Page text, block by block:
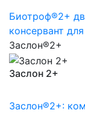
Биотроф®2+
консервант
Заслон®2+
Заслон 2+
Заслон®2+: